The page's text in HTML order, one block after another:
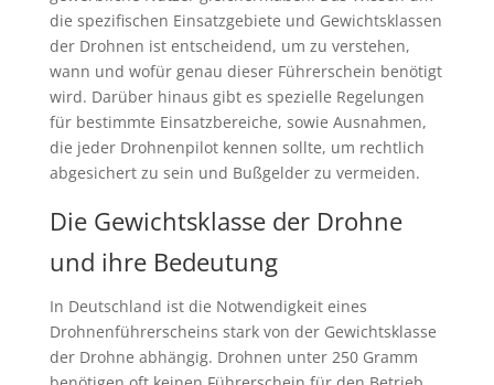
die spezifischen Einsatzgebiete und Gewichtsklassen
der Drohnen ist entscheidend, um zu verstehen,
wann und wofür genau dieser Führerschein benötigt
wird. Darüber hinaus gibt es spezielle Regelungen
für bestimmte Einsatzbereiche, sowie Ausnahmen,
die jeder Drohnenpilot kennen sollte, um rechtlich
abgesichert zu sein und Bußgelder zu vermeiden.
Die Gewichtsklasse der Drohne
und ihre Bedeutung
In Deutschland ist die Notwendigkeit eines
Drohnenführerscheins stark von der Gewichtsklasse
der Drohne abhängig. Drohnen unter 250 Gramm